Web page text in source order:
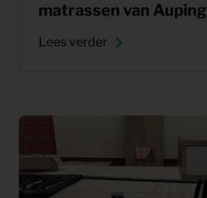
matrassen van Auping
Lees verder